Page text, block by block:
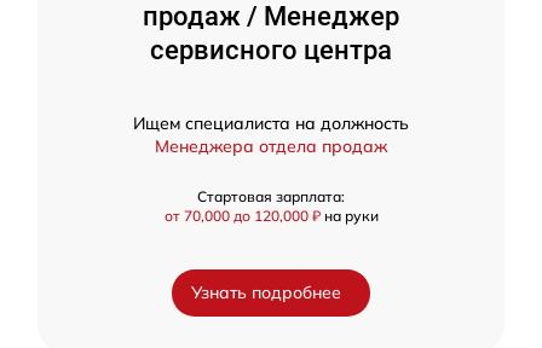
продаж / Менеджер
сервисного центра
Ищем специалиста на должность
Менеджера отдела продаж
Стартовая зарплата:
от 70,000 до 120,000 ₽ на руки
Узнать подробнее